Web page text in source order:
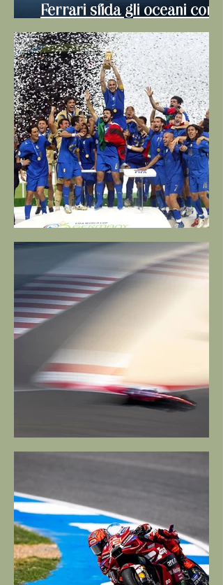
Ferrari sfida gli oceani con
Hypersail
C'era una volta il mondiale
Sarà Formula Caos?